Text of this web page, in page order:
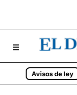
Avisos de ley